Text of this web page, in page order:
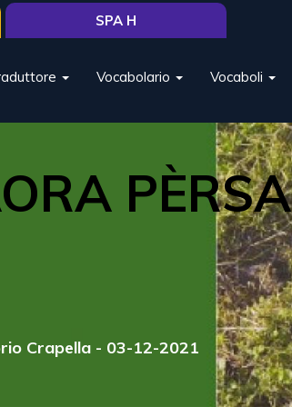
Vocabolario Vocaboli
SPA H
PÈRSA
Crapella - 03-12-2021